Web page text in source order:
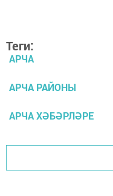
Теги:
АРЧА
АРЧА РАЙОНЫ
АРЧА ХӘБӘРЛӘРЕ